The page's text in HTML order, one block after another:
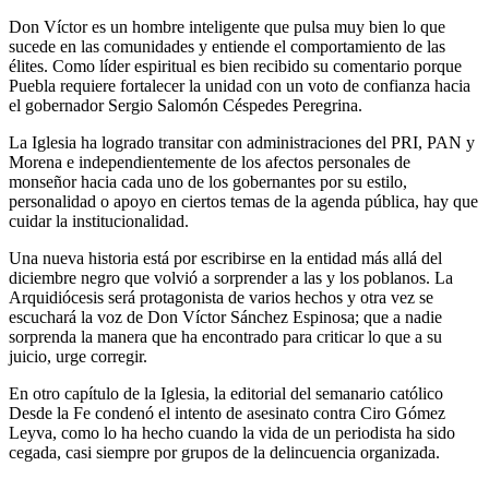
Don Víctor es un hombre inteligente que pulsa muy bien lo que
sucede en las comunidades y entiende el comportamiento de las
élites. Como líder espiritual es bien recibido su comentario porque
Puebla requiere fortalecer la unidad con un voto de confianza hacia
el gobernador Sergio Salomón Céspedes Peregrina.
La Iglesia ha logrado transitar con administraciones del PRI, PAN y
Morena e independientemente de los afectos personales de
monseñor hacia cada uno de los gobernantes por su estilo,
personalidad o apoyo en ciertos temas de la agenda pública, hay que
cuidar la institucionalidad.
Una nueva historia está por escribirse en la entidad más allá del
diciembre negro que volvió a sorprender a las y los poblanos. La
Arquidiócesis será protagonista de varios hechos y otra vez se
escuchará la voz de Don Víctor Sánchez Espinosa; que a nadie
sorprenda la manera que ha encontrado para criticar lo que a su
juicio, urge corregir.
En otro capítulo de la Iglesia, la editorial del semanario católico
Desde la Fe condenó el intento de asesinato contra Ciro Gómez
Leyva, como lo ha hecho cuando la vida de un periodista ha sido
cegada, casi siempre por grupos de la delincuencia organizada.